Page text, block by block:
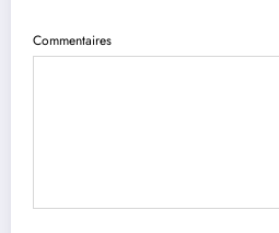
Commentaires